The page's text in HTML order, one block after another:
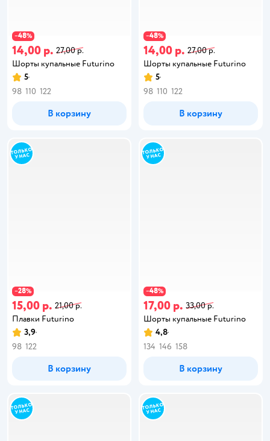
−48%
14,00 р. 27,00 р.
Шорты купальные Futurino
5
98 110 122
В корзину
−48%
14,00 р. 27,00 р.
Шорты купальные Futurino
5
98 110 122
В корзину
−28%
15,00 р. 21,00 р.
Плавки Futurino
3,9
98 122
В корзину
−48%
17,00 р. 33,00 р.
Шорты купальные Futurino
4,8
134 146 158
В корзину